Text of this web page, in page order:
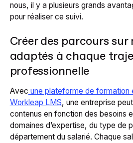
nous, il y a plusieurs grands
pour réaliser ce suivi.
Créer des parcours sur
adaptés à chaque
professionnelle
Avec une plateforme de formation
Workleap LMS, une entreprise
contenus en fonction des besoins
domaines d’expertise, du type de
département du salarié. Chaque